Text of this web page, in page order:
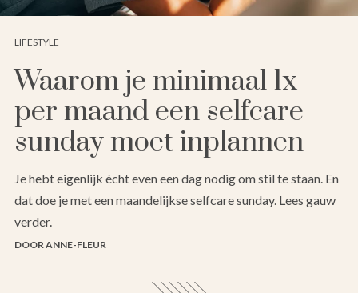
LIFESTYLE
Waarom je minimaal 1x
per maand een selfcare
sunday moet inplannen
Je hebt eigenlijk écht even een dag nodig om stil te staan. En
dat doe je met een maandelijkse selfcare sunday. Lees gauw
verder.
DOOR ANNE-FLEUR